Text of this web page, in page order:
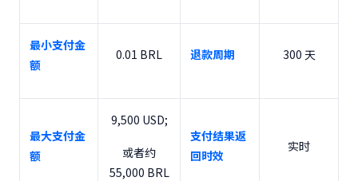
最小支付金
额
0.01 BRL 退款周期 300 天
最大支付金
额
9,500 USD;
或者约
55,000 BRL
支付结果返
回时效
实时